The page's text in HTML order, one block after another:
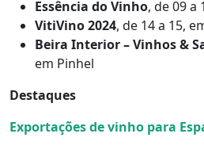
Essência do Vinho, de 09 a
VitiVino 2024, de 14 a 15,
Beira Interior – Vinhos &
em Pinhel
Destaques
Exportações de vinho para